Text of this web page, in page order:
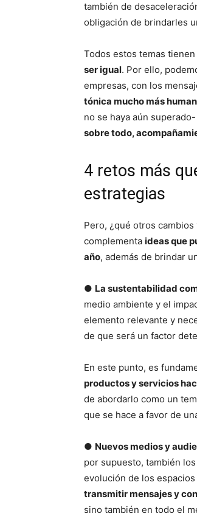
también de
obligación de brindarles
Todos estos temas
ser igual. Por ello,
empresas, con los
tónica mucho más
no se haya aún
sobre todo,
4 retos más
estrategias
Pero, ¿qué otros
complementa ideas que
año, además de brindar
● La sustentabilidad
medio ambiente y el
elemento relevante y
de que será un factor
En este punto, es
productos y servicios
de abordarlo como un
que se hace a favor de
● Nuevos medios y
por supuesto, también
evolución de los
transmitir mensajes y
sino también en todo el